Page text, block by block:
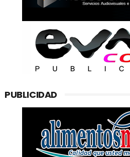
PUBLICIDAD